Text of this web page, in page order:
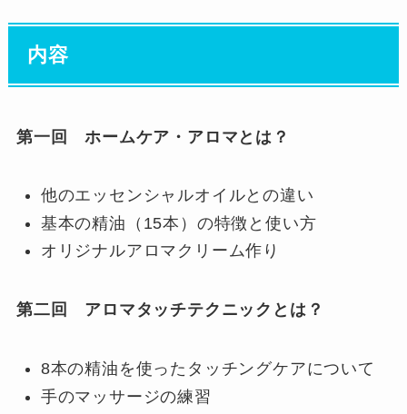
内容
第一回 ホームケア・アロマとは？
他のエッセンシャルオイルとの違い
基本の精油（15本）の特徴と使い方
オリジナルアロマクリーム作り
第二回 アロマタッチテクニックとは？
8本の精油を使ったタッチングケアについて
手のマッサージの練習